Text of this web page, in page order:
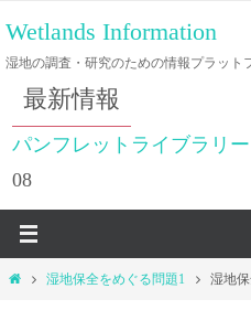
ン
テ
ツ
ス
プ
Wetlands Information
湿地の調査・研究のための情報プラット
最新情報
パンフレットライブラリ
08
ホ
湿地保全をめぐる問題1 湿地